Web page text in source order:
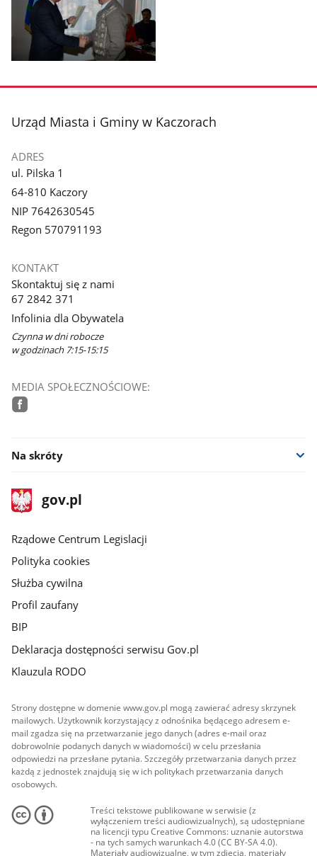
galerii.
zdjęcie
galerii.
stopka
Urząd Miasta i Gminy w Kaczorach
ADRES
ul. Pilska 1
64-810 Kaczory
NIP 7642630545
Regon 570791193
KONTAKT
Skontaktuj się z nami
67 2842 371
Infolinia dla Obywatela
Czynna w dni robocze
w godzinach 7:15-15:15
MEDIA SPOŁECZNOŚCIOWE:
Na skróty
stopka
gov.plStrona
gov.pl
Rządowe Centrum Legislacji
Polityka cookies
Służba cywilna
Profil zaufany
BIP
Deklaracja dostępności serwisu Gov.pl
Klauzula RODO
Strony dostępne w domenie www.gov.pl mogą zawierać adresy skrzynek
mailowych. Użytkownik korzystający z odnośnika będącego adresem e-
mail zgadza się na przetwarzanie jego danych (adres e-mail oraz
dobrowolnie podanych danych w wiadomości) w celu przesłania
odpowiedzi na przesłane pytania. Szczegóły przetwarzania danych przez
każdą z jednostek znajdują się w ich politykach przetwarzania danych
osobowych.
Treści tekstowe publikowane w serwisie (z
wyłączeniem treści audiowizualnych), są udostępniane
na licencji typu Creative Commons: uznanie autorstwa
- na tych samych warunkach 4.0 (CC BY-SA 4.0).
Materiały audiowizualne, w tym zdjęcia, materiały